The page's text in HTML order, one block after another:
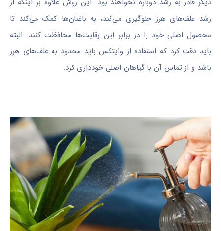
رشد علف‌های هرز جلوگیری می‌کند، به باغبان‌ها کمک می‌کند تا
محصول اصلی خود را در برابر این رقابت‌ها محافظت کنند. البته
باید دقت کرد که استفاده از وایتکس باید محدود به علف‌های هرز
باشد و از تماس آن با گیاهان اصلی خودداری کرد.